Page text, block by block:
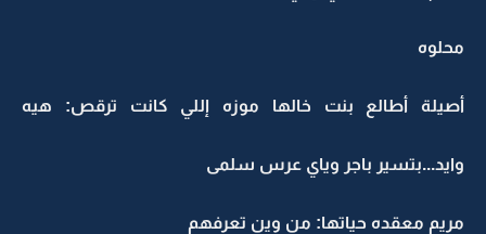
محلوه
أصيلة أطالع بنت خالها موزه إللي كانت ترقص: هيه
وايد...بتسير باجر وياي عرس سلمى
مريم معقده حياتها: من وين تعرفهم